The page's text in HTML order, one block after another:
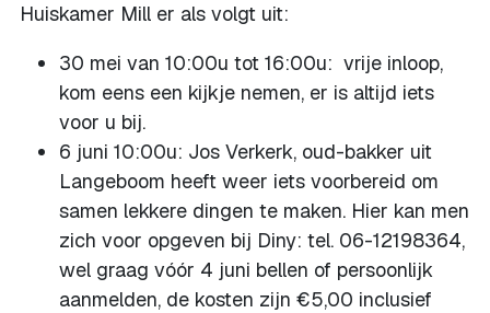
Huiskamer Mill er als volgt uit:
30 mei van 10:00u tot 16:00u: vrije inloop,
kom eens een kijkje nemen, er is altijd iets
voor u bij.
6 juni 10:00u: Jos Verkerk, oud-bakker uit
Langeboom heeft weer iets voorbereid om
samen lekkere dingen te maken. Hier kan men
zich voor opgeven bij Diny: tel. 06-12198364,
wel graag vóór 4 juni bellen of persoonlijk
aanmelden, de kosten zijn €5,00 inclusief